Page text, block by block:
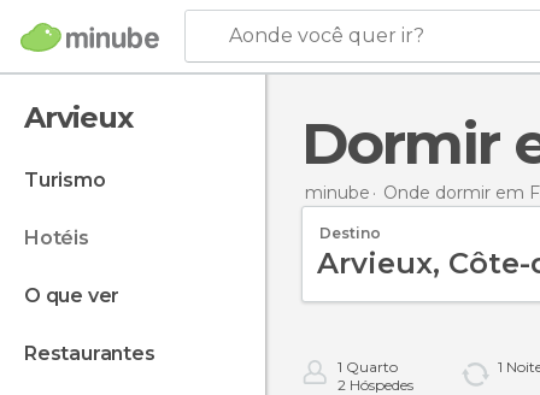
Aonde você quer ir?
Arvieux
turismo
hotéis
o que ver
restaurantes
minube Onde dormir em
Destino
1 Quarto
2 Hóspedes
1